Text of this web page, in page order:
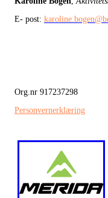
E- post:
Org.nr 917237298
Personvernerklæring